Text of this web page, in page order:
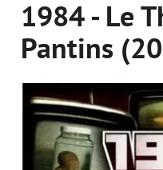
1984 - Le
Pantins